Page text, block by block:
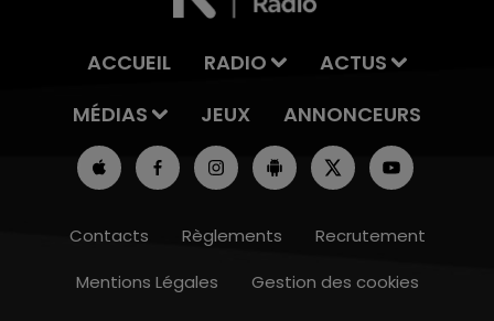
ACCUEIL RADIO
ACTUS
MÉDIAS
JEUX ANNONCEURS
Contacts Règlements
Recrutement
Mentions Légales
Gestion des cookies